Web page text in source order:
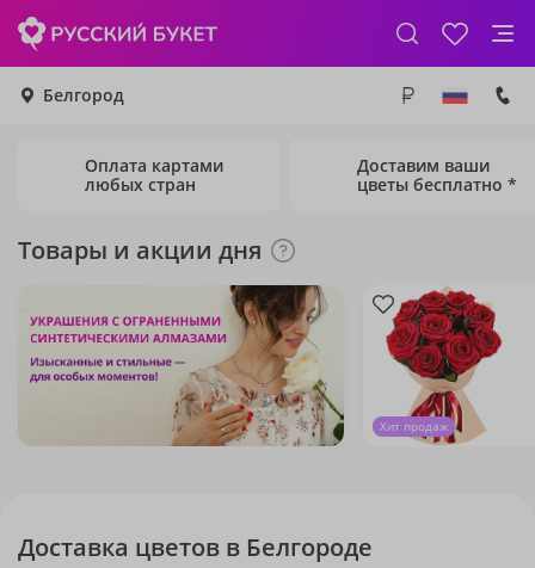
Белгород
Оплата картами
любых стран
Доставим ваши
цветы бесплатно *
Товары и акции дня
Хит продаж
Доставка цветов в Белгороде